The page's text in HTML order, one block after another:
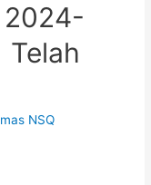
2024-
Telah
NSQ